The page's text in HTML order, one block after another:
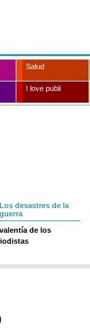
Salud
I love publi
de los